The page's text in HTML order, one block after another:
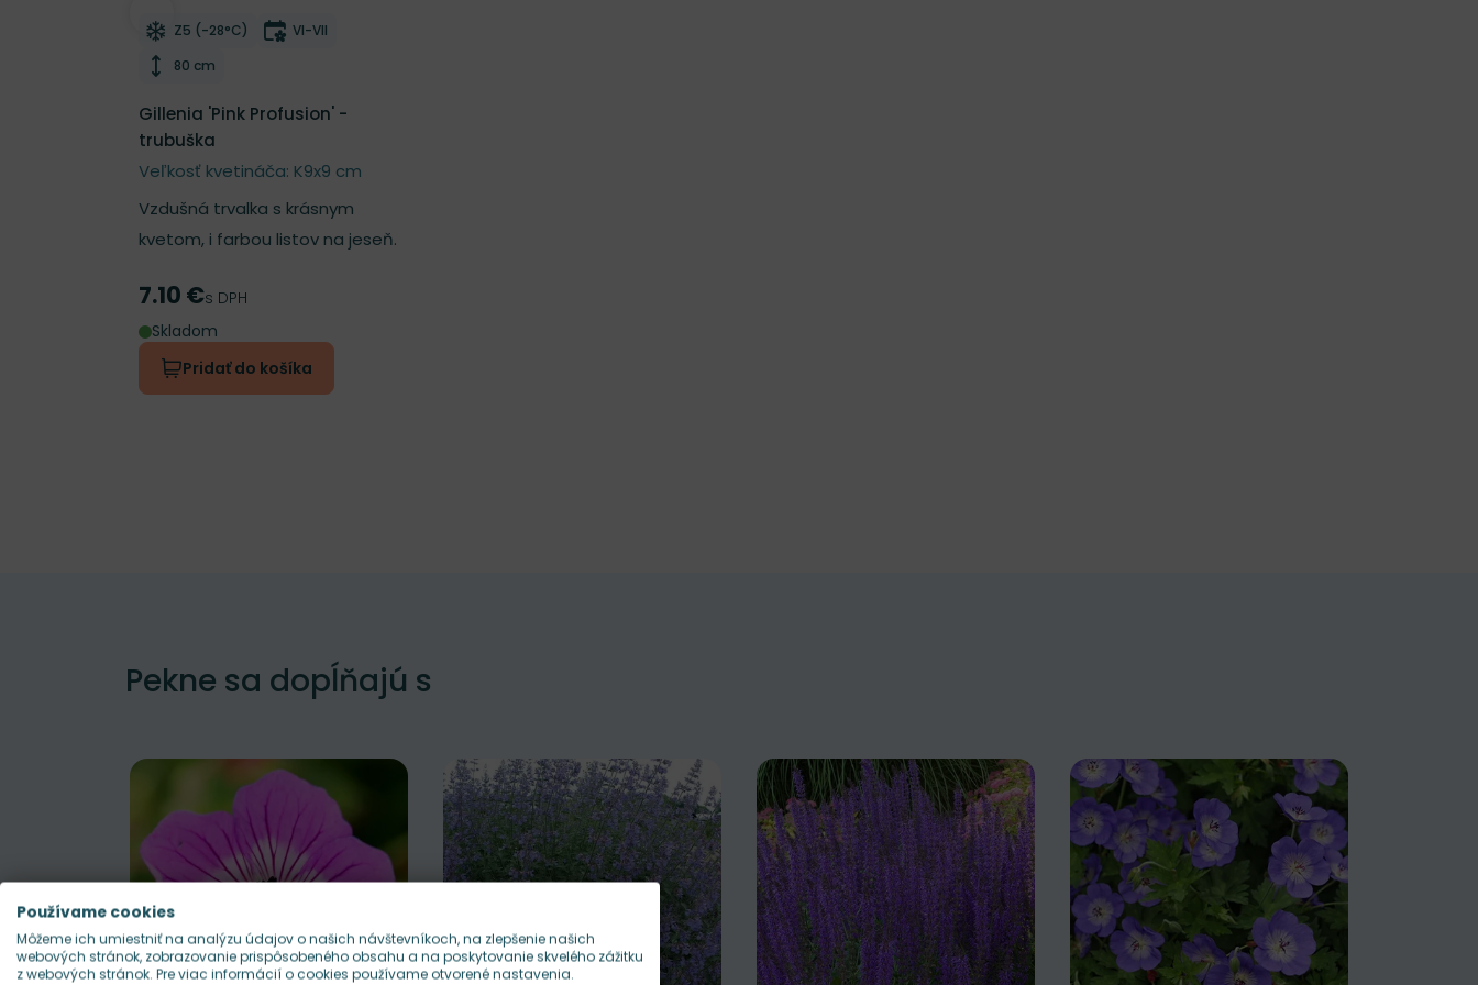
Odober do zoznamu želaní
Mrazuvzdornosť
Z5 (-28°C) Doba kvitnutia
VI-VII
Výška rastliny
80 cm
Gillenia 'Pink Profusion' -
trubuška
Veľkosť kvetináča: K9x9 cm
Vzdušná trvalka s krásnym
kvetom, i farbou listov na jeseň.
Cena
7.10 €s DPH
Skladom
Pridať do košíka
Pekne sa dopĺňajú s
Používame cookies
Môžeme ich umiestniť na analýzu údajov o našich návštevníkoch, na zlepšenie našich
webových stránok, zobrazovanie prispôsobeného obsahu a na poskytovanie skvelého zážitku
z webových stránok. Pre viac informácií o cookies používame otvorené nastavenia.